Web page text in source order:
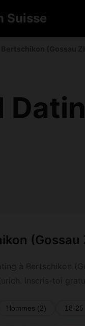
Suisse
(Gossau
Hommes (2) 18-25